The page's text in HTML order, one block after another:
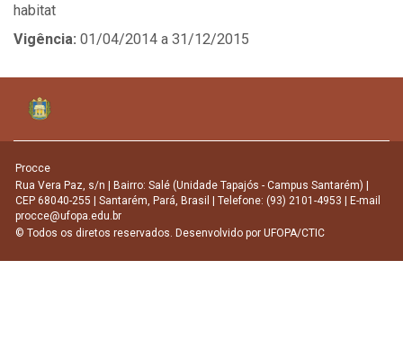
habitat
Vigência: 01/04/2014 a 31/12/2015
Procce
Rua Vera Paz, s/n | Bairro: Salé (Unidade Tapajós - Campus Santarém) |
CEP 68040-255 | Santarém, Pará, Brasil | Telefone: (93) 2101-4953 | E-mail
procce@ufopa.edu.br
© Todos os diretos reservados. Desenvolvido por UFOPA/CTIC